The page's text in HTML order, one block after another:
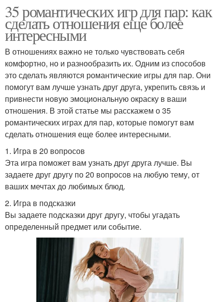
35 романтических игр для пар: как
сделать отношения еще более
интересными
В отношениях важно не только чувствовать себя
комфортно, но и разнообразить их. Одним из способов
это сделать являются романтические игры для пар. Они
помогут вам лучше узнать друг друга, укрепить связь и
привнести новую эмоциональную окраску в ваши
отношения. В этой статье мы расскажем о 35
романтических играх для пар, которые помогут вам
сделать отношения еще более интересными.
1. Игра в 20 вопросов
Эта игра поможет вам узнать друг друга лучше. Вы
задаете друг другу по 20 вопросов на любую тему, от
ваших мечтах до любимых блюд.
2. Игра в подсказки
Вы задаете подсказки друг другу, чтобы угадать
определенный предмет или событие.